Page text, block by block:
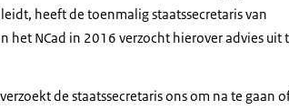
heeft de toenmalig staatssecretaris van
het NCad in 2016 verzocht hierover advies uit
de staatssecretaris ons om na te gaan